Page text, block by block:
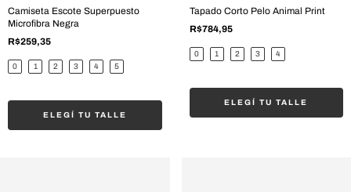
Camiseta Escote Superpuesto
Microfibra Negra
R$259,35
0 1 2 3 4 5
ELEGÍ TU TALLE
Tapado Corto Pelo Animal Print
R$784,95
0 1 2 3 4
ELEGÍ TU TALLE